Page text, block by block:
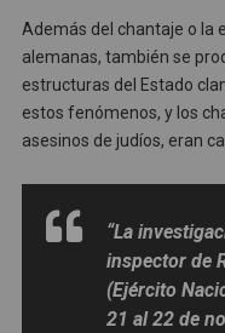
Además del chantaje o la
alemanas, también se
estructuras del Estado
estos fenómenos, y los
asesinos de judíos, eran
“La
inspector de
(Ejército
21 al 22 de